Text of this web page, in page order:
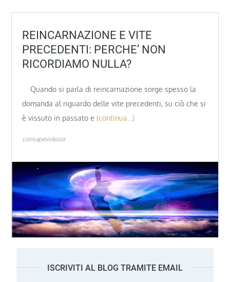
REINCARNAZIONE E VITE
PRECEDENTI: PERCHE’ NON
RICORDIAMO NULLA?
Quando si parla di reincarnazione sorge spesso la
domanda al riguardo delle vite precedenti, su ciò che si
è vissuto in passato e (continua…)
consapevolezza
ISCRIVITI AL BLOG TRAMITE EMAIL